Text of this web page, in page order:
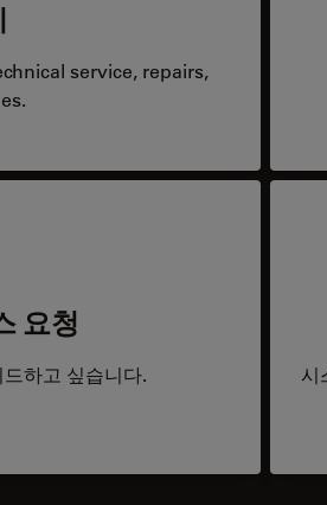
service, repairs,
요청
하고 싶습니다.
시